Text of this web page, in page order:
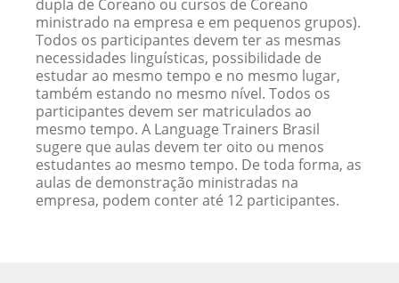
dupla de Coreano ou cursos de Coreano
ministrado na empresa e em pequenos grupos).
Todos os participantes devem ter as mesmas
necessidades linguísticas, possibilidade de
estudar ao mesmo tempo e no mesmo lugar,
também estando no mesmo nível. Todos os
participantes devem ser matriculados ao
mesmo tempo. A Language Trainers Brasil
sugere que aulas devem ter oito ou menos
estudantes ao mesmo tempo. De toda forma, as
aulas de demonstração ministradas na
empresa, podem conter até 12 participantes.